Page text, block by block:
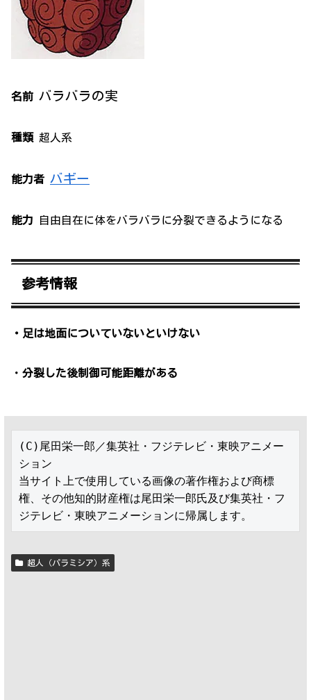
名前 バラバラの実
種類 超人系
能力者 バギー
能力 自由自在に体をバラバラに分裂できるようになる
参考情報
・足は地面についていないといけない
・ 分裂した後制御可能距離がある
(C)尾田栄一郎／集英社・フジテレビ・東映アニメー
ション
当サイト上で使用している画像の著作権および商標
権、その他知的財産権は尾田栄一郎氏及び集英社・フ
ジテレビ・東映アニメーションに帰属します。
超人（パラミシア）系